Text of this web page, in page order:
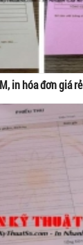
in hóa đơn giá rẻ